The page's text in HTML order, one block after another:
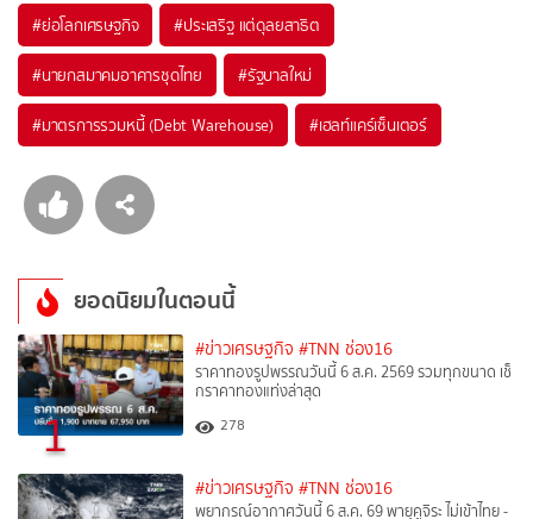
#ย่อโลกเศรษฐกิจ #ประเสริฐ แต่ดุลยสาธิต
#นายกสมาคมอาคารชุดไทย #รัฐบาลใหม่
#มาตรการรวมหนี้ (Debt Warehouse) #เฮลท์แคร์เซ็นเตอร์
ยอดนิยมในตอนนี้
1
#ข่าวเศรษฐกิจ #TNN ช่อง16
ราคาทองรูปพรรณวันนี้ 6 ส.ค. 2569 รวมทุกขนาด เช็
กราคาทองแท่งล่าสุด
278
#ข่าวเศรษฐกิจ #TNN ช่อง16
พยากรณ์อากาศวันนี้ 6 ส.ค. 69 พายุคูจิระ ไม่เข้าไทย -